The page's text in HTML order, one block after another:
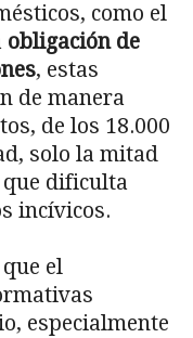
como el
obligación de
, estas
de manera
de los 18.000
solo la mitad
dificulta
incívicos.
el
especialmente